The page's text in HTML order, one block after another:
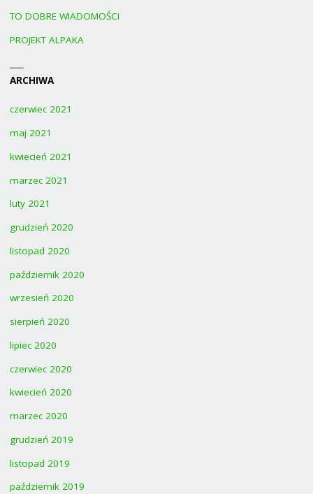
TO DOBRE WIADOMOŚCI
PROJEKT ALPAKA
ARCHIWA
czerwiec 2021
maj 2021
kwiecień 2021
marzec 2021
luty 2021
grudzień 2020
listopad 2020
październik 2020
wrzesień 2020
sierpień 2020
lipiec 2020
czerwiec 2020
kwiecień 2020
marzec 2020
grudzień 2019
listopad 2019
październik 2019